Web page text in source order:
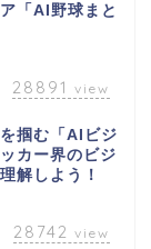
「AI野球まと
28891 view
掴む「AIビジ
カー界のビジ
解しよう！
28742 view